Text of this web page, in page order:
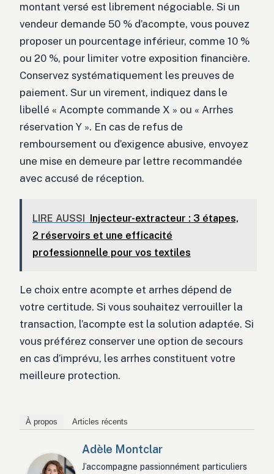
montant versé est librement négociable. Si un
vendeur demande 50 % d’acompte, vous pouvez
proposer un pourcentage inférieur, comme 10 %
ou 20 %, pour limiter votre exposition financière.
Conservez systématiquement les preuves de
paiement. Sur un virement, indiquez dans le
libellé « Acompte commande X » ou « Arrhes
réservation Y ». En cas de refus de
remboursement ou d’exigence abusive, envoyez
une mise en demeure par lettre recommandée
avec accusé de réception.
LIRE AUSSI Injecteur-extracteur : 3 étapes,
2 réservoirs et une efficacité
professionnelle pour vos textiles
Le choix entre acompte et arrhes dépend de
votre certitude. Si vous souhaitez verrouiller la
transaction, l’acompte est la solution adaptée. Si
vous préférez conserver une option de secours
en cas d’imprévu, les arrhes constituent votre
meilleure protection.
À propos Articles récents
Adèle Montclar
J’accompagne passionnément particuliers